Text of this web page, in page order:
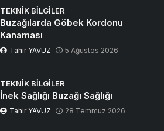
TEKNIK BILGILER
Buzağılarda Göbek Kordonu
Kanaması
Tahir YAVUZ 5 Ağustos 2026
TEKNIK BILGILER
İnek Sağlığı Buzağı Sağlığı
Tahir YAVUZ 28 Temmuz 2026